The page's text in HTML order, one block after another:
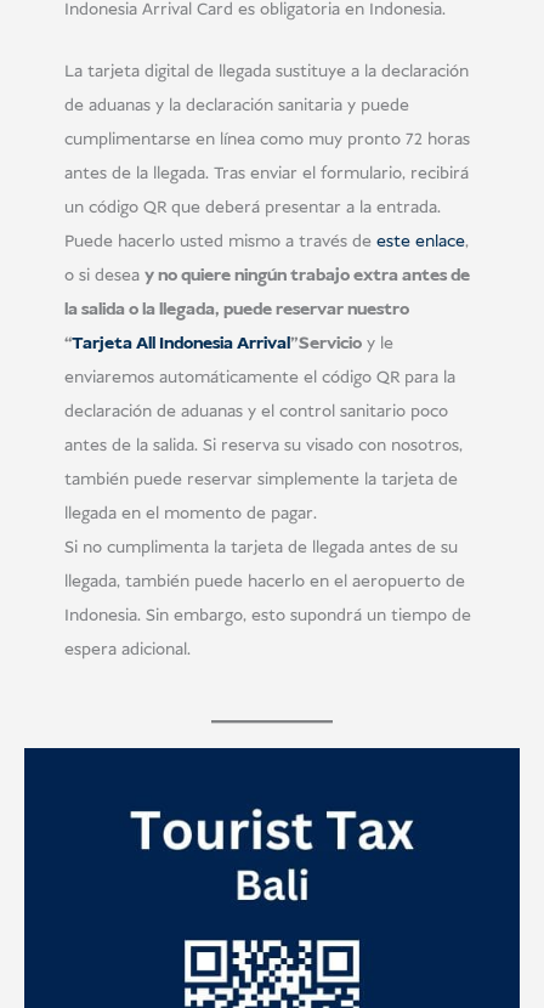
Indonesia Arrival Card es obligatoria en Indonesia.
La tarjeta digital de llegada sustituye a la declaración
de aduanas y la declaración sanitaria y puede
cumplimentarse en línea como muy pronto 72 horas
antes de la llegada. Tras enviar el formulario, recibirá
un código QR que deberá presentar a la entrada.
Puede hacerlo usted mismo a través de este enlace,
o si desea y no quiere ningún trabajo extra antes de
la salida o la llegada, puede reservar nuestro
“Tarjeta All Indonesia Arrival”Servicioy le
enviaremos automáticamente el código QR para la
declaración de aduanas y el control sanitario poco
antes de la salida. Si reserva su visado con nosotros,
también puede reservar simplemente la tarjeta de
llegada en el momento de pagar.
Si no cumplimenta la tarjeta de llegada antes de su
llegada, también puede hacerlo en el aeropuerto de
Indonesia. Sin embargo, esto supondrá un tiempo de
espera adicional.